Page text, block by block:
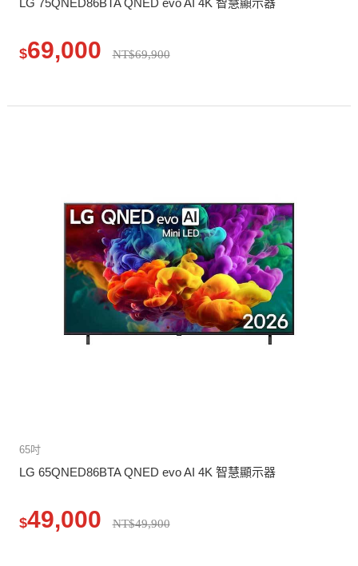
$69,000 NT$69,900
65吋
LG 65QNED86BTA QNED evo AI 4K 智慧顯示器
$49,000 NT$49,900